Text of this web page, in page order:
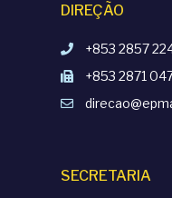
DIREÇÃO
+853 2857
+853 2871
SECRETARIA